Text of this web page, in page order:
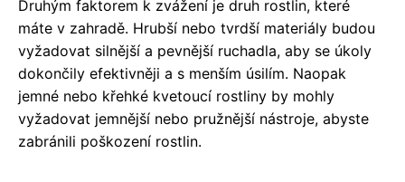
Druhým faktorem k zvážení je druh rostlin, které
máte v zahradě. Hrubší nebo tvrdší materiály budou
vyžadovat silnější a pevnější ruchadla, aby se úkoly
dokončily efektivněji a s menším úsilím. Naopak
jemné nebo křehké kvetoucí rostliny by mohly
vyžadovat jemnější nebo pružnější nástroje, abyste
zabránili poškození rostlin.